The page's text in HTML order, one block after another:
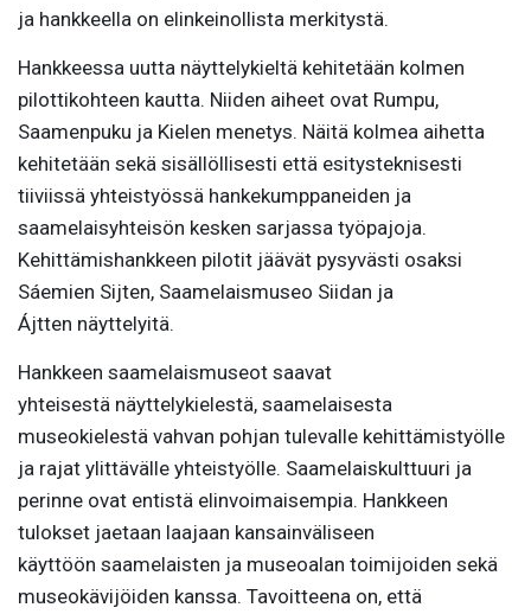
ja hankkeella on elinkeinollista merkitystä.
Hankkeessa uutta näyttelykieltä kehitetään kolmen
pilottikohteen kautta. Niiden aiheet ovat Rumpu,
Saamenpuku ja Kielen menetys. Näitä kolmea aihetta
kehitetään sekä sisällöllisesti että esitysteknisesti
tiiviissä yhteistyössä hankekumppaneiden ja
saamelaisyhteisön kesken sarjassa työpajoja.
Kehittämishankkeen pilotit jäävät pysyvästi osaksi
Sáemien Sijten, Saamelaismuseo Siidan ja
Ájtten näyttelyitä.
Hankkeen saamelaismuseot saavat
yhteisestä näyttelykielestä, saamelaisesta
museokielestä vahvan pohjan tulevalle kehittämistyölle
ja rajat ylittävälle yhteistyölle. Saamelaiskulttuuri ja
perinne ovat entistä elinvoimaisempia. Hankkeen
tulokset jaetaan laajaan kansainväliseen
käyttöön saamelaisten ja museoalan toimijoiden sekä
museokävijöiden kanssa. Tavoitteena on, että